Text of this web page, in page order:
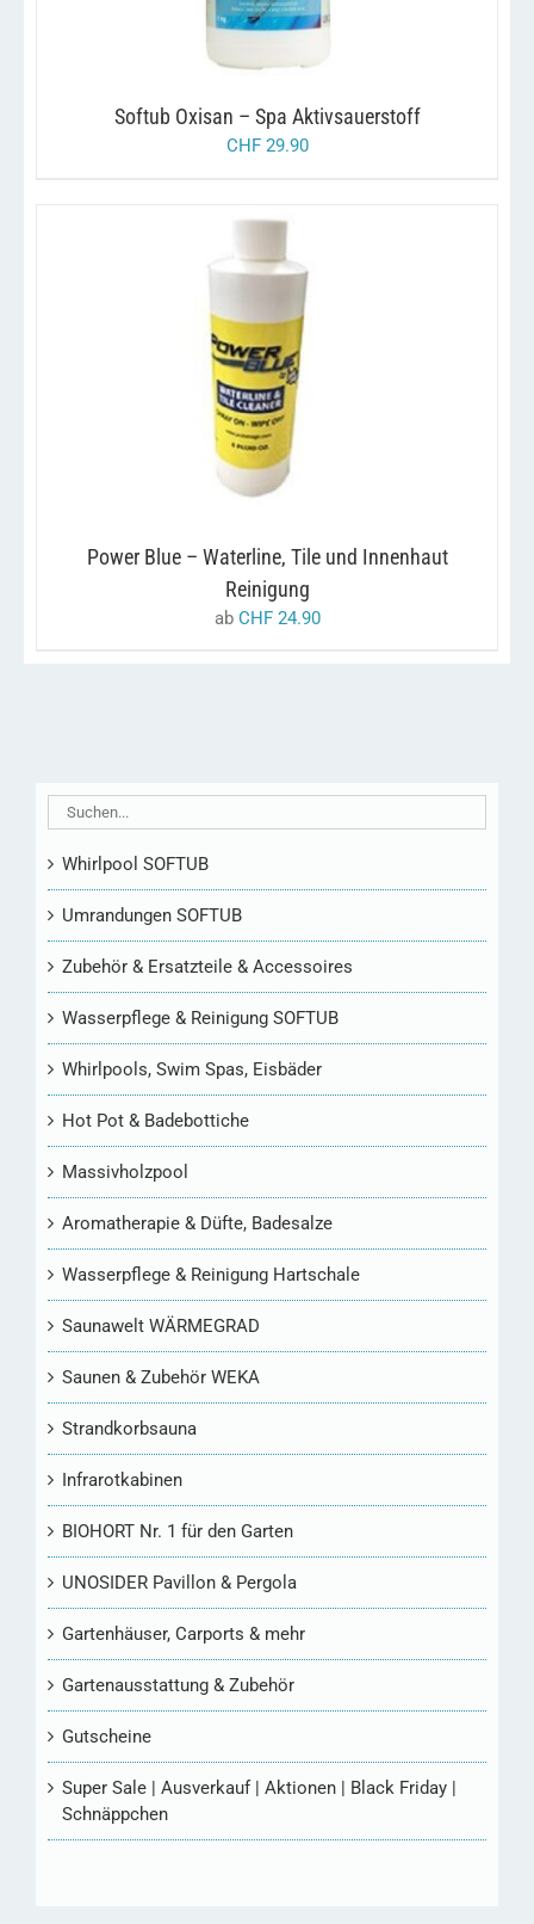
Softub Oxisan – Spa Aktivsauerstoff
CHF29.90
AUSFÜHRUNG WÄHLEN
AUF
PRODUKTSEITE
GEWÄHLT
Power Blue – Waterline, Tile und Innenhaut
Reinigung
ab CHF24.90
Whirlpool SOFTUB
Umrandungen SOFTUB
Zubehör & Ersatzteile & Accessoires
Wasserpflege & Reinigung SOFTUB
Whirlpools, Swim Spas, Eisbäder
Hot Pot & Badebottiche
Massivholzpool
Aromatherapie & Düfte, Badesalze
Wasserpflege & Reinigung Hartschale
Saunawelt WÄRMEGRAD
Saunen & Zubehör WEKA
Strandkorbsauna
Infrarotkabinen
BIOHORT Nr. 1 für den Garten
UNOSIDER Pavillon & Pergola
Gartenhäuser, Carports & mehr
Gartenausstattung & Zubehör
Gutscheine
Super Sale | Ausverkauf | Aktionen | Black Friday |
Schnäppchen